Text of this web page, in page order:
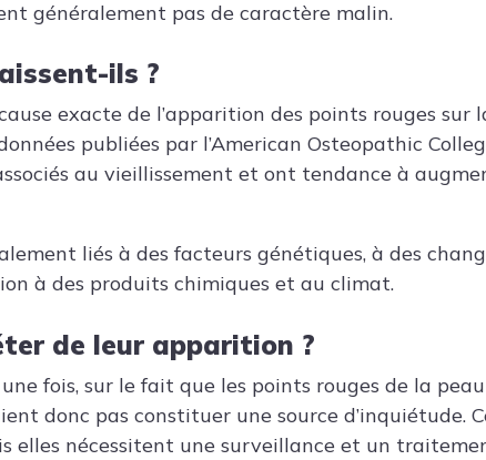
généralement pas de caractère malin.
ils ?
exacte de l’apparition des points rouges sur
publiées par l’American Osteopathic
au vieillissement et ont tendance à
liés à des facteurs génétiques, à des
à des produits chimiques et au climat.
de leur apparition ?
fois, sur le fait que les points rouges de la
donc pas constituer une source d’inquiétude.
elles nécessitent une surveillance et un